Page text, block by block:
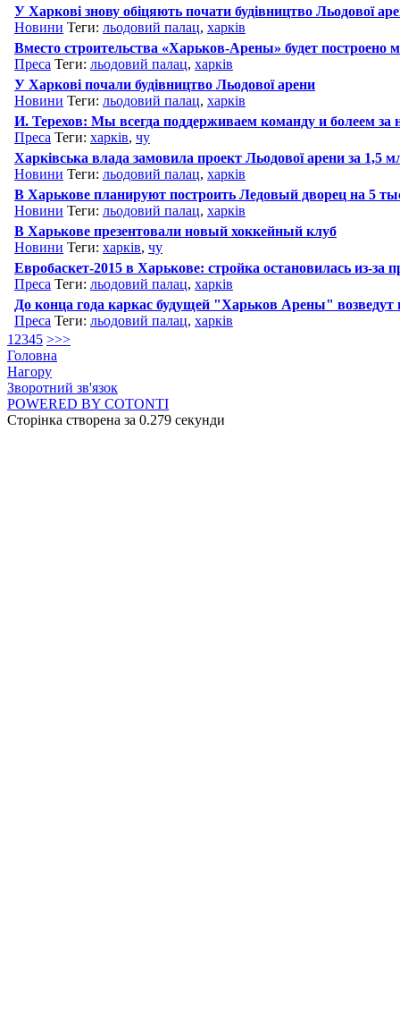
У Харкові знову обіцяють почати будівництво Льодової
Новини Теги: льодовий палац, харків
Вместо строительства «Харьков-Арены» будет построено
Преса Теги: льодовий палац, харків
У Харкові почали будівництво Льодової арени
Новини Теги: льодовий палац, харків
И. Терехов: Мы всегда поддерживаем команду и болеем за
Преса Теги: харків, чу
Харківська влада замовила проект Льодової арени за 1,5
Новини Теги: льодовий палац, харків
В Харькове планируют построить Ледовый дворец на 5
Новини Теги: льодовий палац, харків
В Харькове презентовали новый хоккейный клуб
Новини Теги: харків, чу
Евробаскет-2015 в Харькове: стройка остановилась из-за
Преса Теги: льодовий палац, харків
До конца года каркас будущей "Харьков Арены" возведут
Преса Теги: льодовий палац, харків
12345 >>>
Головна
Нагору
Зворотний зв'язок
POWERED BY COTONTI
Сторінка створена за 0.279 секунди